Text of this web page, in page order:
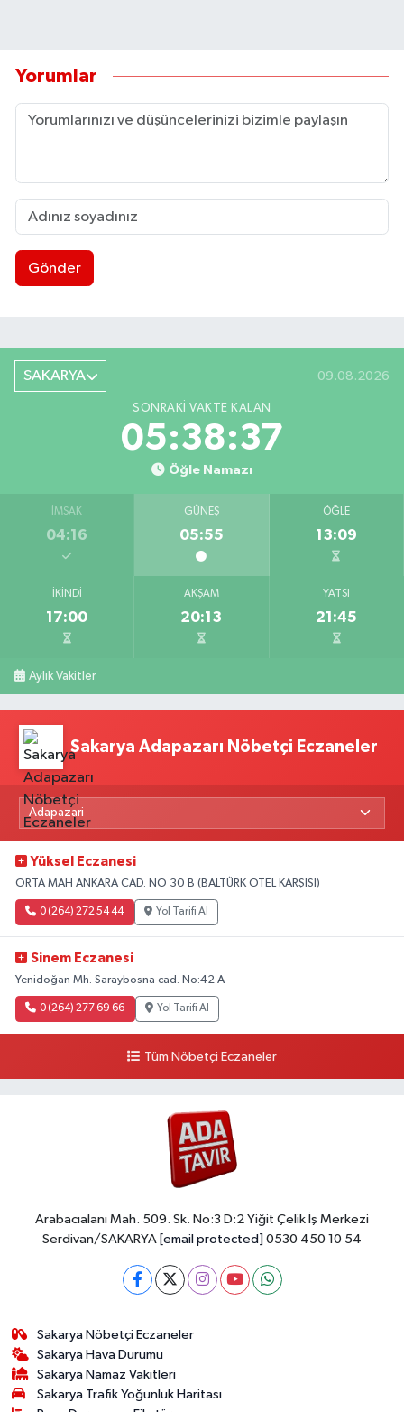
Yorumlar
Gönder
SAKARYA 09.08.2026
SONRAKI VAKTE KALAN
05:38:36
Öğle Namazı
İMSAK
04:16
GÜNEŞ
05:55
ÖĞLE
13:09
İKINDI
17:00
AKŞAM
20:13
YATSI
21:45
Aylık Vakitler
Sakarya Adapazarı Nöbetçi Eczaneler
Yüksel Eczanesi
ORTA MAH ANKARA CAD. NO 30 B (BALTÜRK OTEL KARŞISI)
0 (264) 272 54 44 Yol Tarifi Al
Sinem Eczanesi
Yenidoğan Mh. Saraybosna cad. No:42 A
0 (264) 277 69 66 Yol Tarifi Al
Tüm Nöbetçi Eczaneler
Arabacıalanı Mah. 509. Sk. No:3 D:2 Yiğit Çelik İş Merkezi
Serdivan/SAKARYA [email protected] 0530 450 10 54
Sakarya Nöbetçi Eczaneler
Sakarya Hava Durumu
Sakarya Namaz Vakitleri
Sakarya Trafik Yoğunluk Haritası